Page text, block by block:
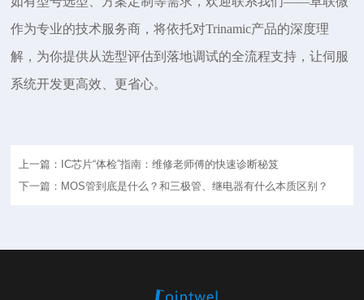
作为专业的技术服务商，将依托对Trinamic产品的深度理
解，为你提供从选型评估到落地调试的全流程支持，让伺服
系统开发更高效、更省心。
上一篇：IC芯片“体检”指南：维修老师傅的快速诊断秘笈
下一篇：MOS管到底是什么？和三极管、继电器有什么本质区别？